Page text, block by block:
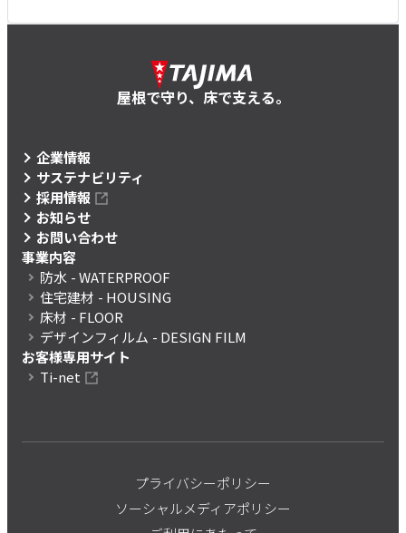
屋根で守り、床で支える。
企業情報
サステナビリティ
採用情報
お知らせ
お問い合わせ
事業内容
防水 - WATERPROOF
住宅建材 - HOUSING
床材 - FLOOR
デザインフィルム - DESIGN FILM
お客様専用サイト
Ti-net
プライバシーポリシー
ソーシャルメディアポリシー